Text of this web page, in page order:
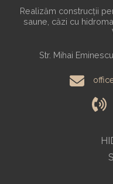
Realizăm construcții
saune, căzi cu
Str. Mihai